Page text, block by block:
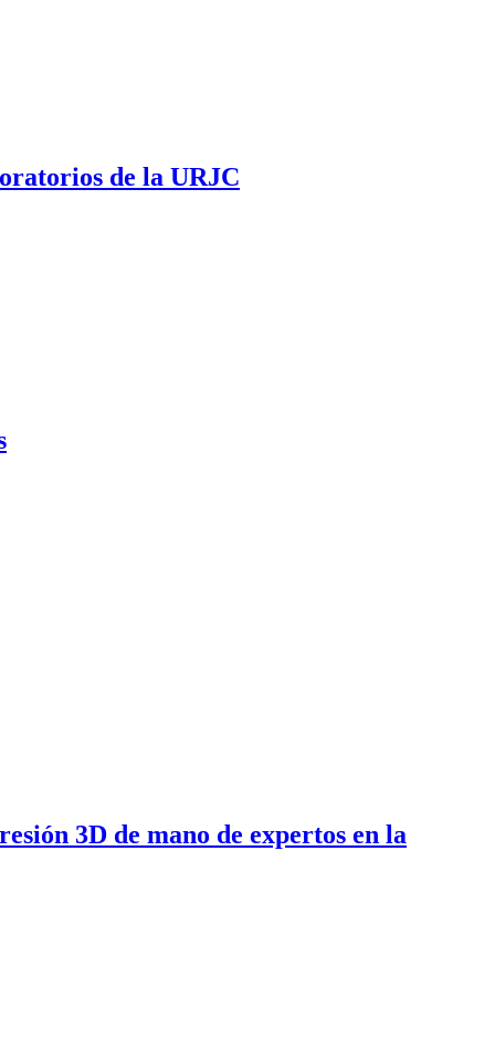
de la URJC
3D de mano de expertos en la